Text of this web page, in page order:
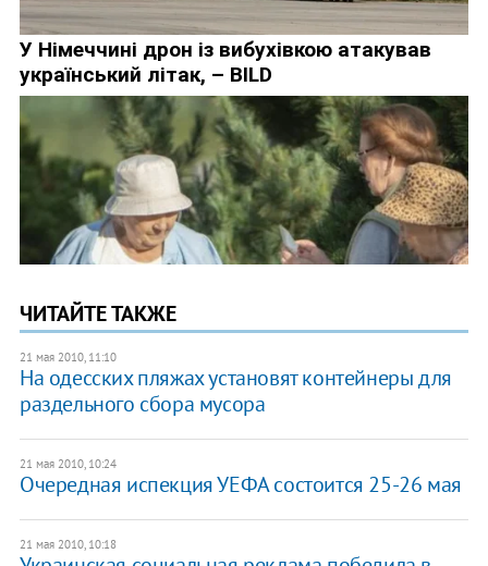
ЧИТАЙТЕ ТАКЖЕ
21 мая 2010, 11:10
На одесских пляжах установят контейнеры для
раздельного сбора мусора
21 мая 2010, 10:24
Очередная испекция УЕФА состоится 25-26 мая
21 мая 2010, 10:18